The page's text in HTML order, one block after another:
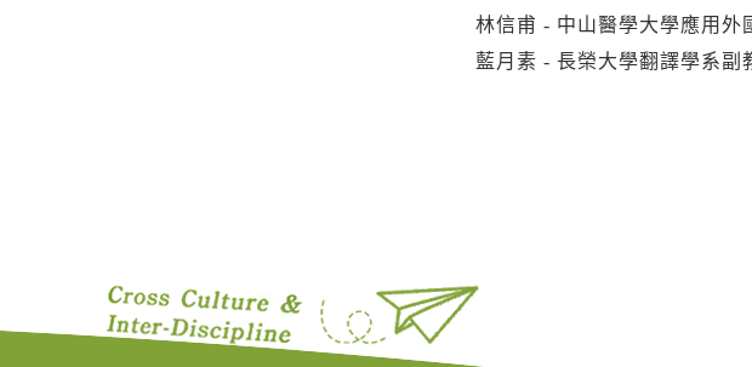
林信甫 - 中山醫學大學應用外
藍月素 - 長榮大學翻譯學系副